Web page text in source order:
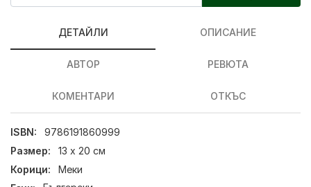
ДЕТАЙЛИ ОПИСАНИЕ
АВТОР РЕВЮТА
КОМЕНТАРИ ОТКЪС
ISBN:
9786191860999
Размер:
13 х 20 см
Корици:
Меки